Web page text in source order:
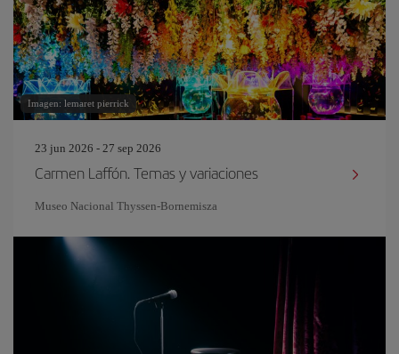
Imagen: lemaret pierrick
23 jun 2026 - 27 sep 2026
Carmen Laffón. Temas y variaciones
Museo Nacional Thyssen-Bornemisza